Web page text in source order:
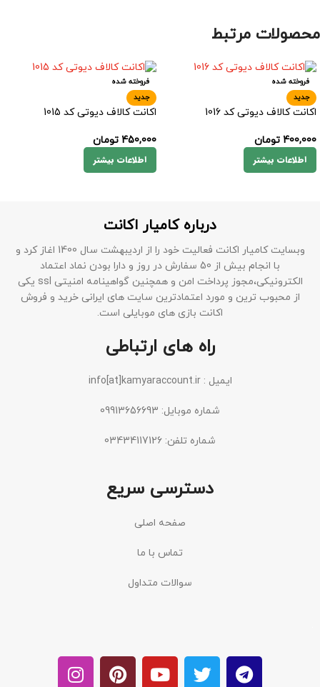
محصولات مرتبط
فروخته شده
جدید
اکانت کالاف دیوتی کد 1016
400,000 تومان
اطلاعات بیشتر
فروخته شده
جدید
اکانت کالاف دیوتی کد 1015
450,000 تومان
اطلاعات بیشتر
درباره کامیار اکانت
وبسایت کامیار اکانت فعالیت خود را از اردیبهشت سال 1400 اغاز کرد و
با انجام بیش از 50 سفارش در روز و دارا بودن نماد اعتماد
الکترونیکی،مجوز پرداخت امن و همچنین گواهینامه امنیتی ssl یکی
از محبوب ترین و مورد اعتمادترین سایت های ایرانی خرید و فروش
اکانت بازی های موبایلی است.
راه های ارتباطی
ایمیل : info[at]kamyaraccount.ir
شماره موبایل: 09913656693
شماره تلفن: 03434117126
دسترسی سریع
صفحه اصلی
تماس با ما
سوالات متداول